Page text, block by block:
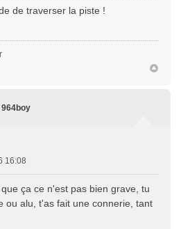
de traverser la piste !
964boy
16:08
ça ce n'est pas bien grave, tu
ou alu, t'as fait une connerie, tant